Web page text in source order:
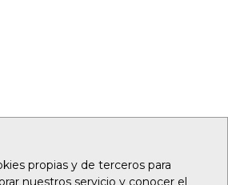
propias y de terceros para
nuestros servicio y conocer el